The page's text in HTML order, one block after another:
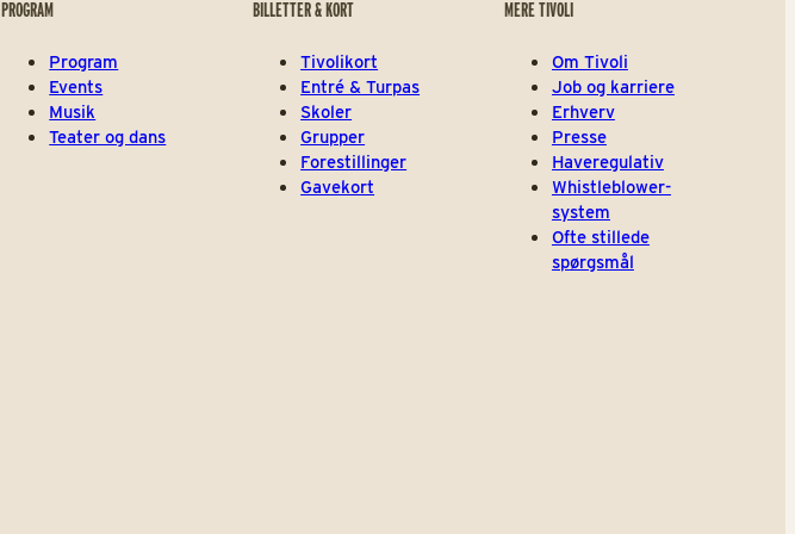
PROGRAM
Program
Events
Musik
Teater og dans
BILLETTER & KORT
Tivolikort
Entré & Turpas
Skoler
Grupper
Forestillinger
Gavekort
MERE TIVOLI
Om Tivoli
Job og karriere
Erhverv
Presse
Haveregulativ
Whistleblower-
system
Ofte stillede
spørgsmål